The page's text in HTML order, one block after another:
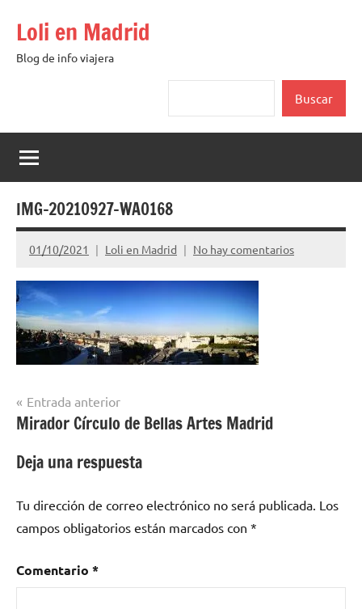
contenido
Loli en Madrid
Blog de info viajera
Buscar
IMG-20210927-WA0168
01/10/2021 Loli en Madrid No hay comentarios
Navegación
de
entradas
Entrada anterior
Mirador Círculo de Bellas Artes Madrid
Deja una respuesta
Tu dirección de correo electrónico no será publicada. Los
campos obligatorios están marcados con *
Comentario *